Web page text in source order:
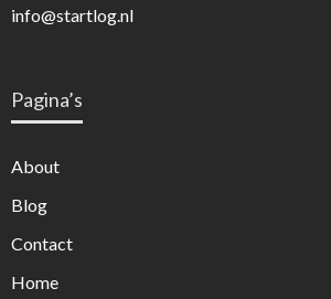
info@startlog.nl
Pagina’s
About
Blog
Contact
Home